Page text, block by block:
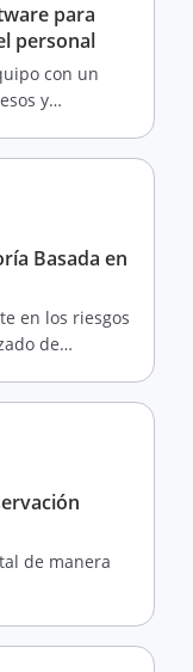
para
personal
con un
y
Basada en
en los riesgos
de
de manera